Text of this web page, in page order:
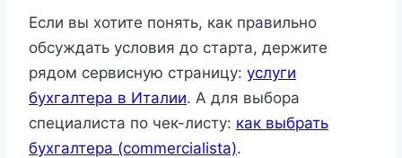
Если вы хотите понять, как правильно
обсуждать условия до старта, держите
рядом сервисную страницу: услуги
бухгалтера в Италии. А для выбора
специалиста по чек-листу: как выбрать
бухгалтера (commercialista).